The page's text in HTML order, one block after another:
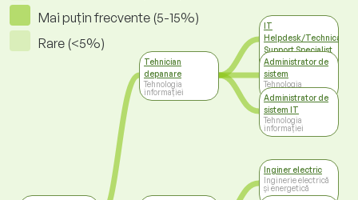
Mai puțin frecvente (5-15%)
Rare (<5%)
Tehnician
depanare
Tehnologia
informației
IT
Helpdesk/Technical
Support Specialist
Tehnologia
informației
Administrator de
sistem
Tehnologia
informației
Administrator de
sistem IT
Tehnologia
informației
Inginer electric
Inginerie electrică
și energetică